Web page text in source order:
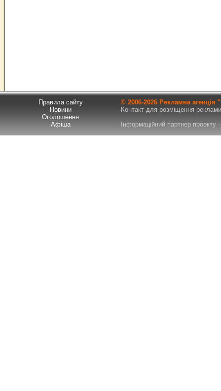
Правила сайту
Новини
Оголошення
Афіша
© 2006-2026 Рекламна
Контакт для розміщення
Інформаційний партнер проекту